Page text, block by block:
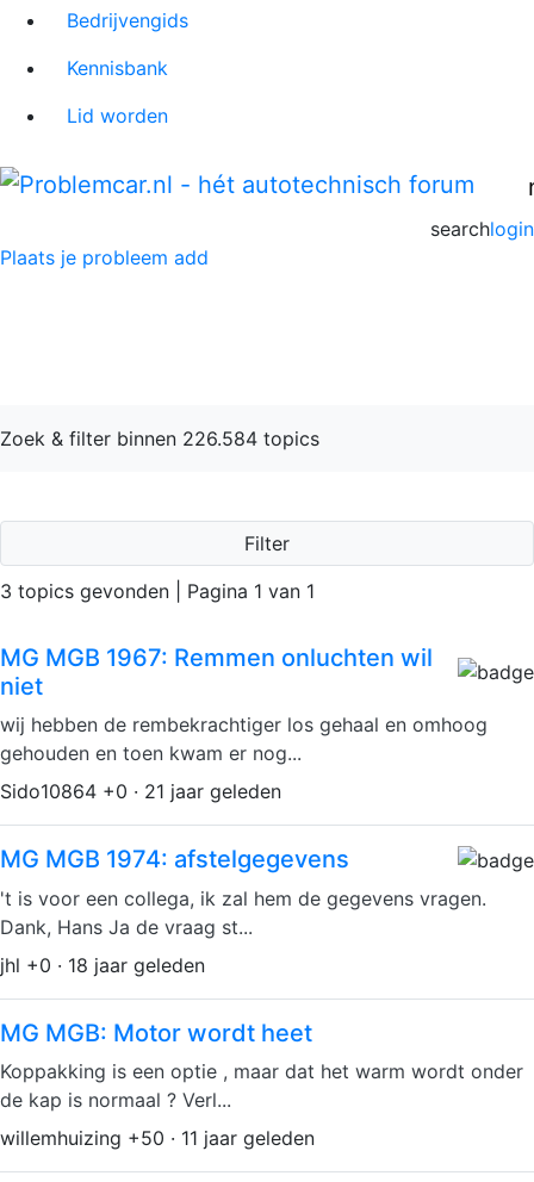
Bedrijvengids
Kennisbank
Lid worden
login
search
Plaats je probleem add
Zoek & filter binnen 226.584 topics
Filter
3 topics gevonden | Pagina 1 van 1
MG MGB 1967: Remmen onluchten wil
niet
wij hebben de rembekrachtiger los gehaal en omhoog
gehouden en toen kwam er nog...
Sido10864 +0 · 21 jaar geleden
MG MGB 1974: afstelgegevens
't is voor een collega, ik zal hem de gegevens vragen.
Dank, Hans Ja de vraag st...
jhl +0 · 18 jaar geleden
MG MGB: Motor wordt heet
Koppakking is een optie , maar dat het warm wordt onder
de kap is normaal ? Verl...
willemhuizing +50 · 11 jaar geleden